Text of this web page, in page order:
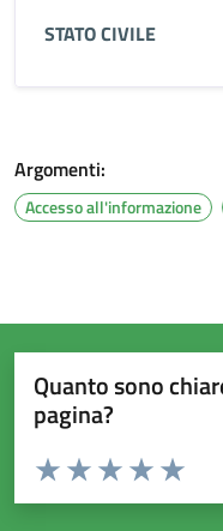
STATO CIVILE
Argomenti:
Accesso all'informazione
Quanto sono
pagina?
Valuta da 1 a 5 stelle la
Valuta
Valuta 4
Valuta 3 stelle
Valuta 2 stelle su 5
Valuta 1 stelle su 5